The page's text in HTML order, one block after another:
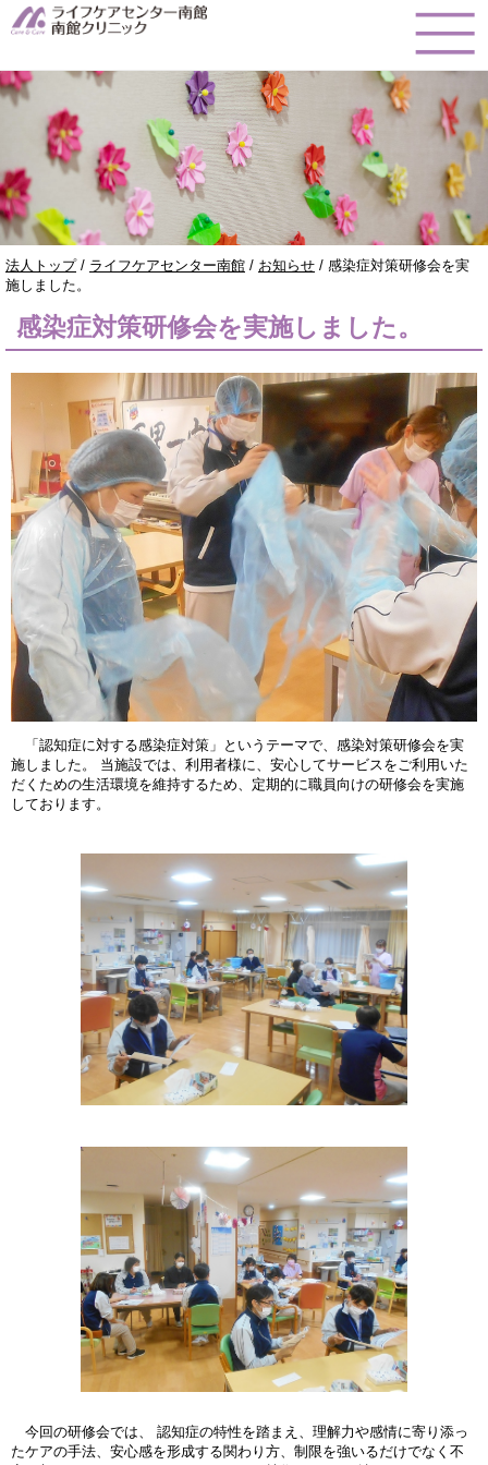
このページの本文へ
現
在
置：
法人トップ/ ライフケアセンター南館 / お知らせ / 感染症対策研修会を実
施しました。
感染症対策研修会を実施しました。
「認知症に対する感染症対策」というテーマで、感染対策研修会を実
施しました。 当施設では、利用者様に、安心してサービスをご利用いた
だくための生活環境を維持するため、定期的に職員向けの研修会を実施
しております。
今回の研修会では、 認知症の特性を踏まえ、理解力や感情に寄り添っ
たケアの手法、安心感を形成する関わり方、制限を強いるだけでなく不